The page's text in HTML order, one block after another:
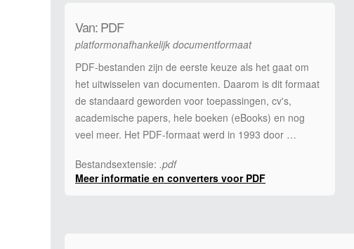
Van: PDF
platformonafhankelijk documentformaat
PDF-bestanden zijn de eerste keuze als het gaat om
het uitwisselen van documenten. Daarom is dit formaat
de standaard geworden voor toepassingen, cv's,
academische papers, hele boeken (eBooks) en nog
veel meer. Het PDF-formaat werd in 1993 door …
Bestandsextensie: .pdf
Meer informatie en converters voor PDF